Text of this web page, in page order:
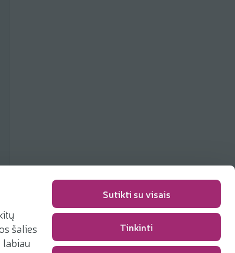
šalies
Sutikti su visais
Tinkinti
Упаковка 0,00 €
Сумма 0,00 €